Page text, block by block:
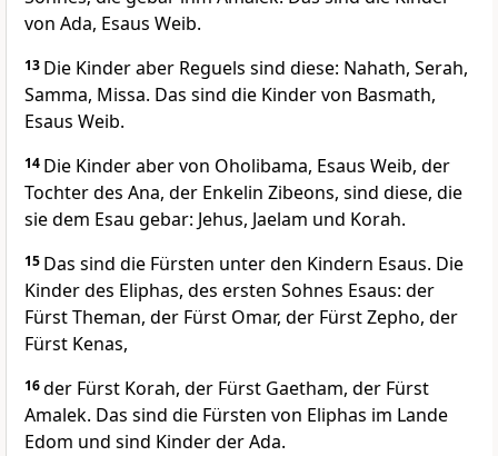
von Ada, Esaus Weib.
13 Die Kinder aber Reguels sind diese: Nahath, Serah,
Samma, Missa. Das sind die Kinder von Basmath,
Esaus Weib.
14 Die Kinder aber von Oholibama, Esaus Weib, der
Tochter des Ana, der Enkelin Zibeons, sind diese, die
sie dem Esau gebar: Jehus, Jaelam und Korah.
15 Das sind die Fürsten unter den Kindern Esaus. Die
Kinder des Eliphas, des ersten Sohnes Esaus: der
Fürst Theman, der Fürst Omar, der Fürst Zepho, der
Fürst Kenas,
16der Fürst Korah, der Fürst Gaetham, der Fürst
Amalek. Das sind die Fürsten von Eliphas im Lande
Edom und sind Kinder der Ada.